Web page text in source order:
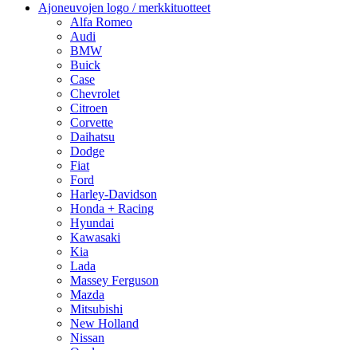
Ajoneuvojen logo / merkkituotteet
Alfa Romeo
Audi
BMW
Buick
Case
Chevrolet
Citroen
Corvette
Daihatsu
Dodge
Fiat
Ford
Harley-Davidson
Honda + Racing
Hyundai
Kawasaki
Kia
Lada
Massey Ferguson
Mazda
Mitsubishi
New Holland
Nissan